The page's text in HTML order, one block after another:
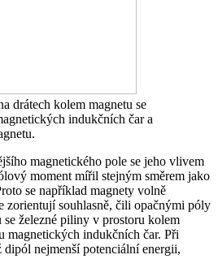
drátech kolem magnetu se
indukčních čar a
magnetického pole se jeho vlivem
moment mířil stejným směrem jako
se například magnety volně
zorientují souhlasně, čili opačnými póly
se železné piliny v prostoru kolem
magnetických indukčních čar. Při
dipól nejmenší potenciální energii,